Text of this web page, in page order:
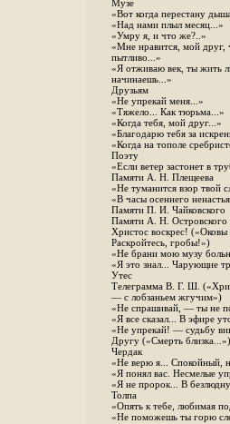
Музе
«Вот когда перестану
«Над нами плыл месяц...»
«Умру я, и что же?..»
«Мне нравится, мой друг,
пытливо...»
«Я отживаю век, ты жить
начинаешь...»
Друзьям
«Не упрекай меня...»
«Тяжело... Как тюрьма...»
«Когда тебя, мой друг...»
«Благодарю тебя за
«Когда на тополе
Поэту
«Если ветер застонет в
Памяти А. Н. Плещеева
«Не туманится взор твой
«В часы осеннего
Памяти П. И. Чайковского
Памяти А. Н. Островского
Христос воскрес! («Оковы
Раскройтесь, гробы!»)
«Не брани мою музу
«Я это знал... Чарующие
Утес
Телеграмма В. Г. Ш.
— с лобзаньем жгучим»)
«Не спрашивай, — ты не
«Я все сказал... В эфире
«Не упрекай! — судьбу
Другу («Смерть близка...»)
Чердак
«Не верю я... Спокойный,
«Я понял вас. Несмелые
«Я не пророк... В
Толпа
«Опять к тебе, любимая
«Не поможешь ты горю